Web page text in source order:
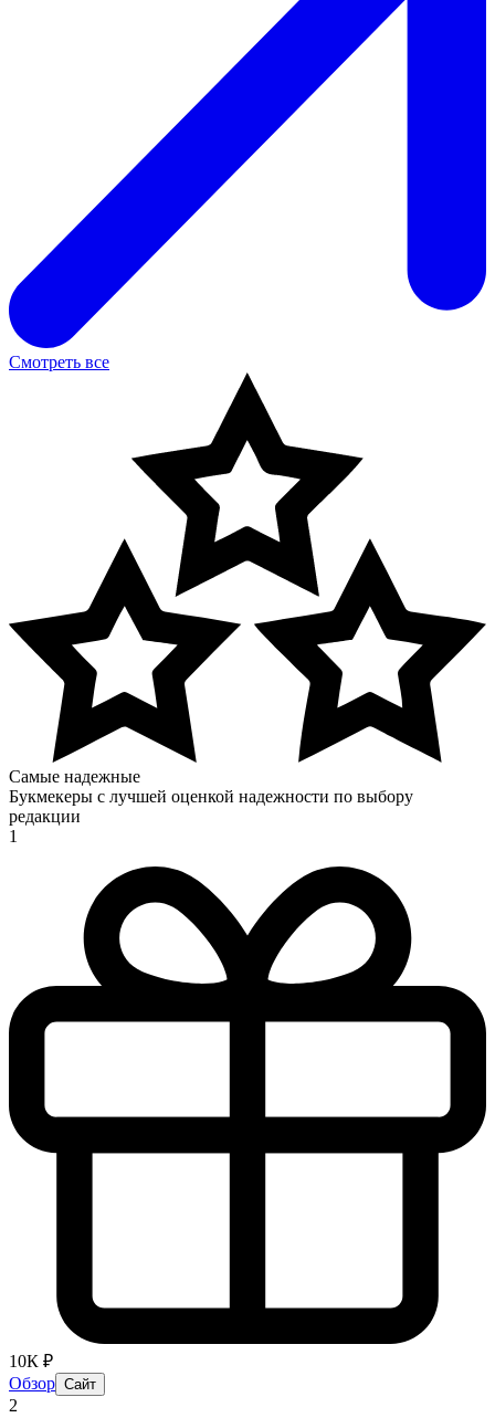
Смотреть все
Самые надежные
Букмекеры с лучшей оценкой надежности по выбору
редакции
1
10К ₽
Обзор Сайт
2